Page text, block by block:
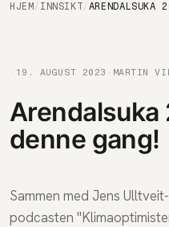
HJEM / INNSIKT/
· 19. AUGUST 2023 · MARTIN
Arendalsuka
denne gang!
Sammen med Jens
podcasten